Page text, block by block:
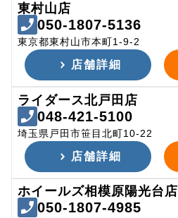
東村山店
050-1807-5136
東京都東村山市本町1-9-2
店舗詳細
ライダース北戸田店
048-421-5100
埼玉県戸田市笹目北町10-22
店舗詳細
ホイールズ相模原陽光台店
050-1807-4985